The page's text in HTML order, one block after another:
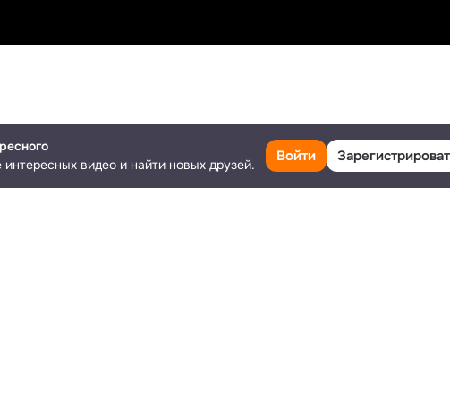
Поделиться 1 Ещё
видео и найти новых друзей.
Войти